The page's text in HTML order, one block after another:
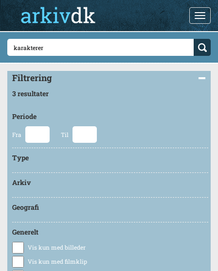
Filtrering
3 resultater
Periode
Fra Til
Type
Arkiv
Geografi
Generelt
Vis kun med billeder
Vis kun med filmklip